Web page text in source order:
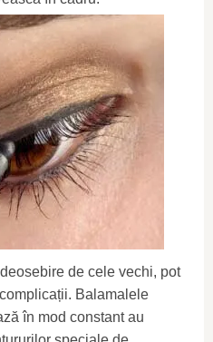
de cele vechi, pot
Balamalele
în mod constant au